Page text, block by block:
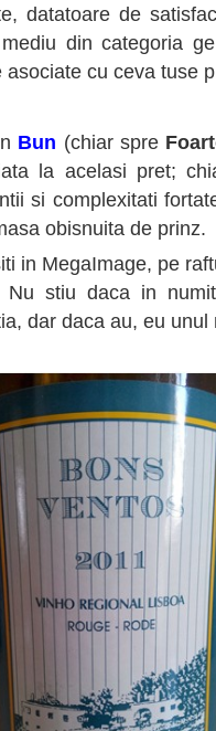
datatoare de
din categoria
asociate cu ceva tuse
Bun (chiar spre
la acelasi pret;
si complexitati
obisnuita de prinz.
in MegaImage, pe
Nu stiu daca in
dar daca au, eu